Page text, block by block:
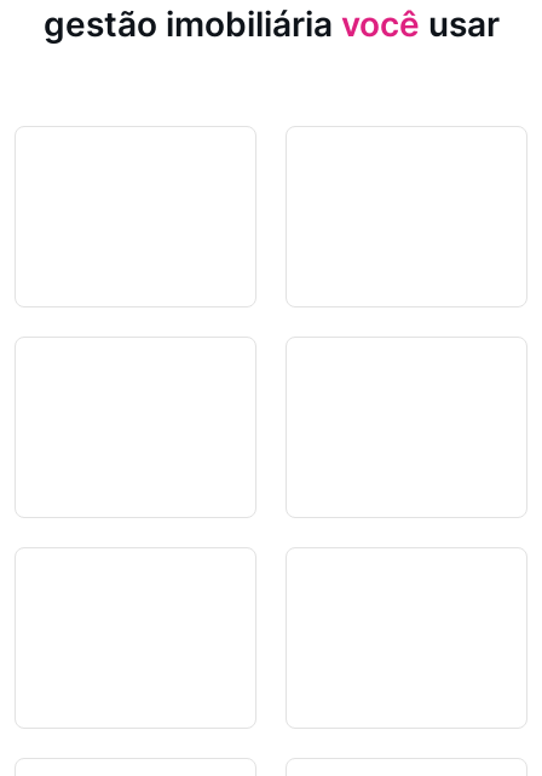
gestão imobiliária você usar